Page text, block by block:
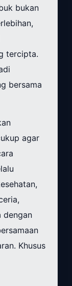
bukan
tercipta.
bersama
agar
dengan
Khusus